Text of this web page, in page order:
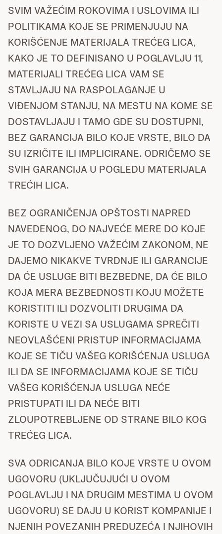
SVIM VAŽEĆIM ROKOVIMA I USLOVIMA ILI
POLITIKAMA KOJE SE PRIMENJUJU NA
KORIŠĆENJE MATERIJALA TREĆEG LICA,
KAKO JE TO DEFINISANO U POGLAVLJU 11,
MATERIJALI TREĆEG LICA VAM SE
STAVLJAJU NA RASPOLAGANJE U
VIĐENJOM STANJU, NA MESTU NA KOME SE
DOSTAVLJAJU I TAMO GDE SU DOSTUPNI,
BEZ GARANCIJA BILO KOJE VRSTE, BILO DA
SU IZRIČITE ILI IMPLICIRANE. ODRIČEMO SE
SVIH GARANCIJA U POGLEDU MATERIJALA
TREĆIH LICA.
BEZ OGRANIČENJA OPŠTOSTI NAPRED
NAVEDENOG, DO NAJVEĆE MERE DO KOJE
JE TO DOZVLJENO VAŽEĆIM ZAKONOM, NE
DAJEMO NIKAKVE TVRDNJE ILI GARANCIJE
DA ĆE USLUGE BITI BEZBEDNE, DA ĆE BILO
KOJA MERA BEZBEDNOSTI KOJU MOŽETE
KORISTITI ILI DOZVOLITI DRUGIMA DA
KORISTE U VEZI SA USLUGAMA SPREČITI
NEOVLAŠĆENI PRISTUP INFORMACIJAMA
KOJE SE TIČU VAŠEG KORIŠĆENJA USLUGA
ILI DA SE INFORMACIJAMA KOJE SE TIČU
VAŠEG KORIŠĆENJA USLUGA NEĆE
PRISTUPATI ILI DA NEĆE BITI
ZLOUPOTREBLJENE OD STRANE BILO KOG
TREĆEG LICA.
SVA ODRICANJA BILO KOJE VRSTE U OVOM
UGOVORU (UKLJUČUJUĆI U OVOM
POGLAVLJU I NA DRUGIM MESTIMA U OVOM
UGOVORU) SE DAJU U KORIST KOMPANIJE I
NJENIH POVEZANIH PREDUZEĆA I NJIHOVIH